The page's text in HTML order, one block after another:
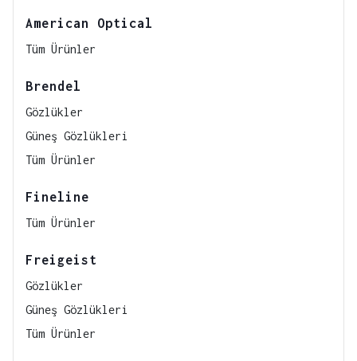
American Optical
Tüm Ürünler
Brendel
Gözlükler
Güneş Gözlükleri
Tüm Ürünler
Fineline
Tüm Ürünler
Freigeist
Gözlükler
Güneş Gözlükleri
Tüm Ürünler